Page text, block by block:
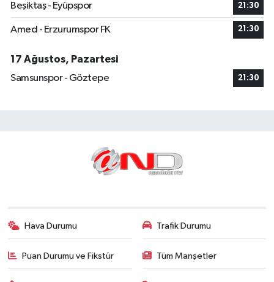
Beşiktaş - Eyüpspor 21:30
Amed - Erzurumspor FK 21:30
17 Ağustos, Pazartesi
Samsunspor - Göztepe
21:30
Hava Durumu Trafik Durumu
Puan Durumu ve Fikstür Tüm Manşetler